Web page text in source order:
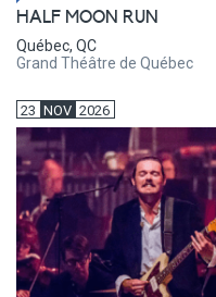
HALF MOON RUN
Québec, QC
Grand Théâtre de Québec
23 NOV 2026